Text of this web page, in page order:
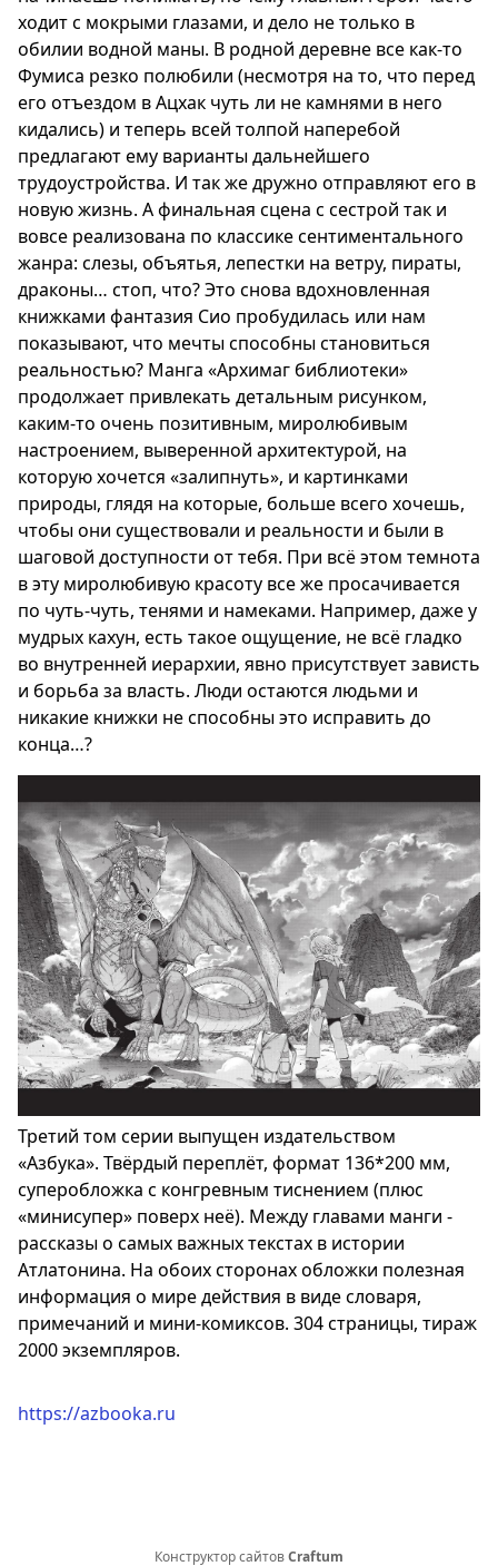
ходит с мокрыми глазами, и дело не только в
обилии водной маны. В родной деревне все как-то
Фумиса резко полюбили (несмотря на то, что перед
его отъездом в Ацхак чуть ли не камнями в него
кидались) и теперь всей толпой наперебой
предлагают ему варианты дальнейшего
трудоустройства. И так же дружно отправляют его в
новую жизнь. А финальная сцена с сестрой так и
вовсе реализована по классике сентиментального
жанра: слезы, объятья, лепестки на ветру, пираты,
драконы… стоп, что? Это снова вдохновленная
книжками фантазия Сио пробудилась или нам
показывают, что мечты способны становиться
реальностью? Манга «Архимаг библиотеки»
продолжает привлекать детальным рисунком,
каким-то очень позитивным, миролюбивым
настроением, выверенной архитектурой, на
которую хочется «залипнуть», и картинками
природы, глядя на которые, больше всего хочешь,
чтобы они существовали и реальности и были в
шаговой доступности от тебя. При всё этом темнота
в эту миролюбивую красоту все же просачивается
по чуть-чуть, тенями и намеками. Например, даже у
мудрых кахун, есть такое ощущение, не всё гладко
во внутренней иерархии, явно присутствует зависть
и борьба за власть. Люди остаются людьми и
никакие книжки не способны это исправить до
конца…?
Третий том серии выпущен издательством
«Азбука». Твёрдый переплёт, формат 136*200 мм,
суперобложка с конгревным тиснением (плюс
«минисупер» поверх неё). Между главами манги -
рассказы о самых важных текстах в истории
Атлатонина. На обоих сторонах обложки полезная
информация о мире действия в виде словаря,
примечаний и мини-комиксов. 304 страницы, тираж
2000 экземпляров.
https://azbooka.ru
Конструктор сайтовCraftum